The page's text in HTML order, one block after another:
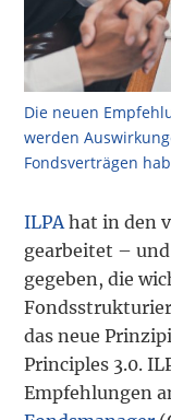
Die neuen
werden
Fondsverträgen
ILPA hat in den
gearbeitet –
gegeben, die
das neue
Principles 3.0.
Empfehlungen